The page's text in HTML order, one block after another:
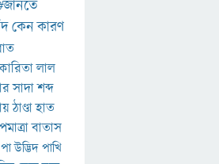
কেনকারণ
লাল
সাদাশব্দ
ঠাণ্ডাহাত
বাতাস
পাউদ্ভিদপাখি